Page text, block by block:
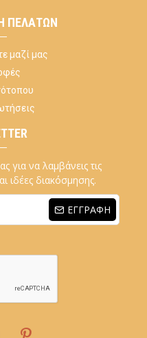
ΠΕΛΑΤΏΝ
μαζί μας
να λαμβάνεις τις
ιδέες διακόσμησης.
ΕΓΓΡΑΦΉ